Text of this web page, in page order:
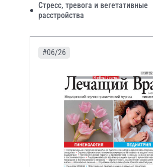
Стресс, тревога и вегетативные
расстройства
#06/26